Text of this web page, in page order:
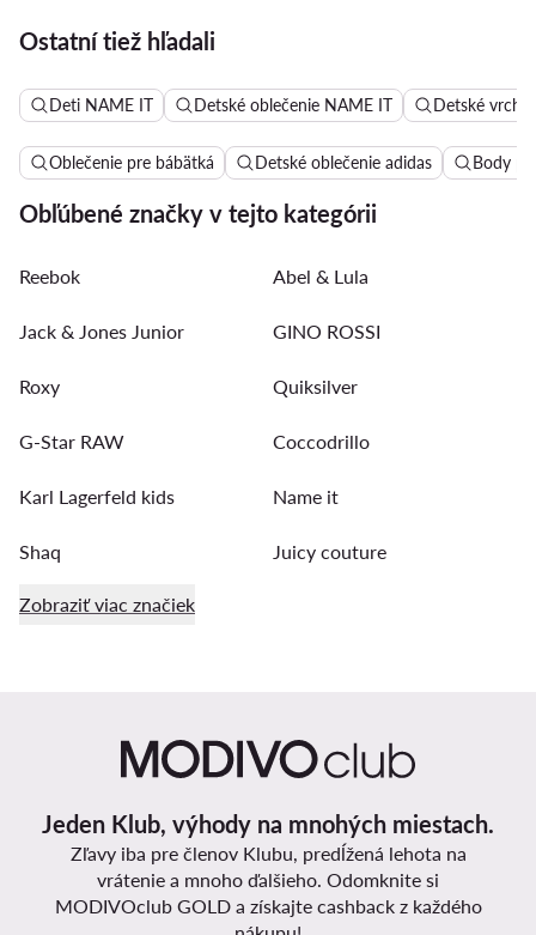
Ostatní tiež hľadali
Deti NAME IT Detské oblečenie NAME IT Detské
Oblečenie pre bábätká Detské oblečenie adidas Body
Obľúbené značky v tejto kategórii
Reebok Abel & Lula
Jack & Jones Junior GINO ROSSI
Roxy Quiksilver
G-Star RAW Coccodrillo
Karl Lagerfeld kids Name it
Shaq Juicy couture
Zobraziť viac značiek
Jeden Klub, výhody na mnohých miestach.
Zľavy iba pre členov Klubu, predĺžená lehota na
vrátenie a mnoho ďalšieho. Odomknite si
MODIVOclub GOLD a získajte cashback z každého